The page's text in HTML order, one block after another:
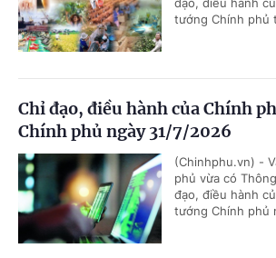
tướng Chính phủ
Chỉ đạo, điều hành của Chính
Chính phủ ngày 31/7/2026
(Chinhphu.vn) -
phủ vừa có
đạo, điều hành
tướng Chính phủ